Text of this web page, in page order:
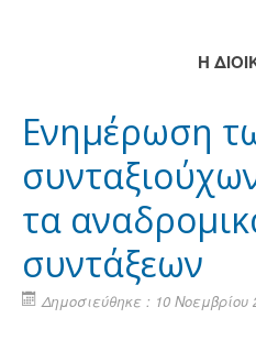
Η
Ενημέρωση
τα
συντάξεων
Δημοσιεύθηκε : 10 Νοεμβρίου